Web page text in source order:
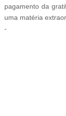
pagamento da
uma matéria
-